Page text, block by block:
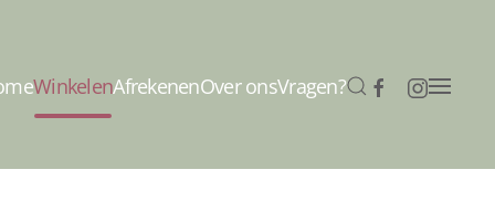
WinkelenAfrekenenOver onsVragen?